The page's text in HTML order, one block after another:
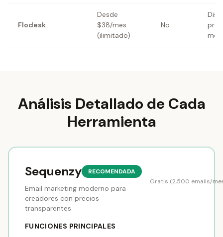
Flodesk
Desde
$38/mes
(ilimitado)
No
Análisis Detallado de Cada
Herramienta
Sequenzy RECOMENDADA
Email marketing moderno para
creadores con precios
transparentes
Gratis (2,500 emails/
FUNCIONES PRINCIPALES